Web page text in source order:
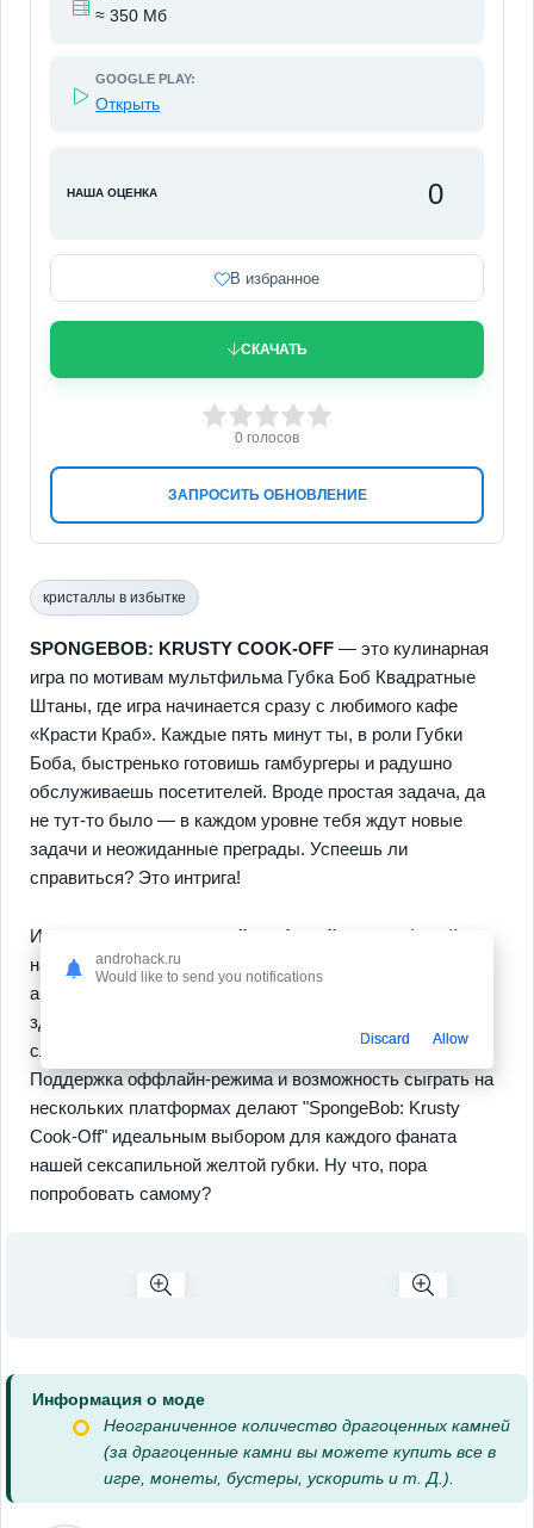
≈ 350 Мб
GOOGLE PLAY:
Открыть
НАША ОЦЕНКА 0
В избранное
СКАЧАТЬ
ЗАПРОСИТЬ ОБНОВЛЕНИЕ
3 4 5
0 голосов
кристаллы в избытке
SPONGEBOB: KRUSTY COOK-OFF — это кулинарная
игра по мотивам мультфильма Губка Боб Квадратные
Штаны, где игра начинается сразу с любимого кафе
«Красти Краб». Каждые пять минут ты, в роли Губки
Боба, быстренько готовишь гамбургеры и радушно
обслуживаешь посетителей. Вроде простая задача, да
не тут-то было — в каждом уровне тебя ждут новые
задачи и неожиданные преграды. Успеешь ли
справиться? Это интрига!
Игра поражает красочной графикой и атмосферой,
наполненной знакомыми персонажами, что становится
ароматной приправой всему процессу. Не забывай, что
здесь есть мета-прогрессия — уровни становятся
сложнее, и ты зарабатываешь бонусы за креативность.
Поддержка оффлайн-режима и возможность сыграть на
нескольких платформах делают "SpongeBob: Krusty
Cook-Off" идеальным выбором для каждого фаната
нашей сексапильной желтой губки. Ну что, пора
попробовать самому?
Информация о моде
Неограниченное количество драгоценных камней
(за драгоценные камни вы можете купить все в
игре, монеты, бустеры, ускорить и т. Д.).
androhack.ru
Would like to send you notifications
Discard Allow